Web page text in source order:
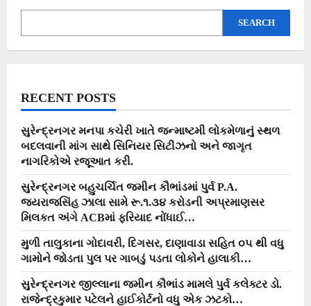
ડેડાણીયાએ
સર્જી
SEARCH
RECENT POSTS
સુરેન્દ્રનગર મનપા કચેરી ખાતે જન્માષ્ટમી લોકમેળાનું સ્થળ
બદલવાની માંગ સાથે સિનિયર સિટીઝનો અને જાગૃત
નાગરિકોએ રજૂઆત કરી.
સુરેન્દ્રનગર બહુચર્ચિત જમીન કૌભાંડમાં પુર્વ P.A.
જયરાજસિંહ ઝાલા સામે રૂ.૧.૩૪ કરોડની અપ્રમાણસર
મિલકત અંગે ACBમાં ફરિયાદ નોંધાઈ…
મુળી તાલુકાના ગોદાવરી, દિગસર, દાણાવાડા સહિત ૦૫ થી વધુ
ગામોને જોડતા પુલ પર ગાબડું પડતા લોકોને હાલાકી…
સુરેન્દ્રનગર જીલ્લાના જમીન કૌભાંડ મામલે પુર્વ કલેક્ટર ડો.
રાજેન્દ્રકુમાર પટેલને હાઈકોર્ટનો વધુ એક ઝટકો…